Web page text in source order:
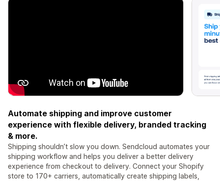
Automate shipping and improve customer
experience with flexible delivery, branded tracking
& more.
Shipping shouldn’t slow you down. Sendcloud automates your
shipping workflow and helps you deliver a better delivery
experience from checkout to delivery. Connect your Shopify
store to 170+ carriers, automatically create shipping labels,